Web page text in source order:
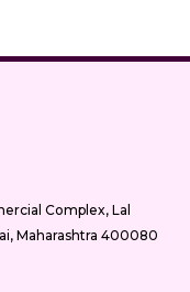
Complex, Lal
Maharashtra 400080